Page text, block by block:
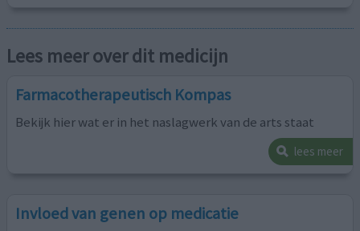
Lees meer over dit medicijn
Farmacotherapeutisch Kompas
Bekijk hier wat er in het naslagwerk van de arts staat
lees meer
Invloed van genen op medicatie